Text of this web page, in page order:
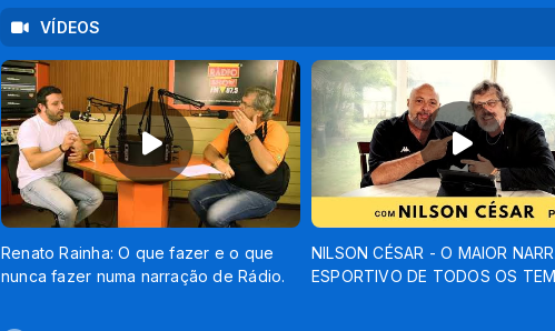
VÍDEOS
Renato Rainha: O que fazer e o que
nunca fazer numa narração de Rádio.
NILSON CÉSAR - O MAIOR
ESPORTIVO DE TODOS OS